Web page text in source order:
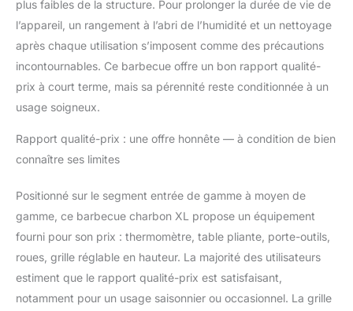
charbon est de 1,2 kg.
Le dépassement de
cette charge affectera
la durée de vie du bac à
Si vous
rencontrez des
manquants, veuillez
l'aide.
plus faibles de la structure. Pour prolonger la durée de vie de
l’appareil, un rangement à l’abri de l’humidité et un nettoyage
après chaque utilisation s’imposent comme des précautions
incontournables. Ce barbecue offre un bon rapport qualité-
prix à court terme, mais sa pérennité reste conditionnée à un
usage soigneux.
Rapport qualité-prix : une offre honnête — à condition de bien
connaître ses limites
Positionné sur le segment entrée de gamme à moyen de
gamme, ce barbecue charbon XL propose un équipement
fourni pour son prix : thermomètre, table pliante, porte-outils,
roues, grille réglable en hauteur. La majorité des utilisateurs
estiment que le rapport qualité-prix est satisfaisant,
notamment pour un usage saisonnier ou occasionnel. La grille